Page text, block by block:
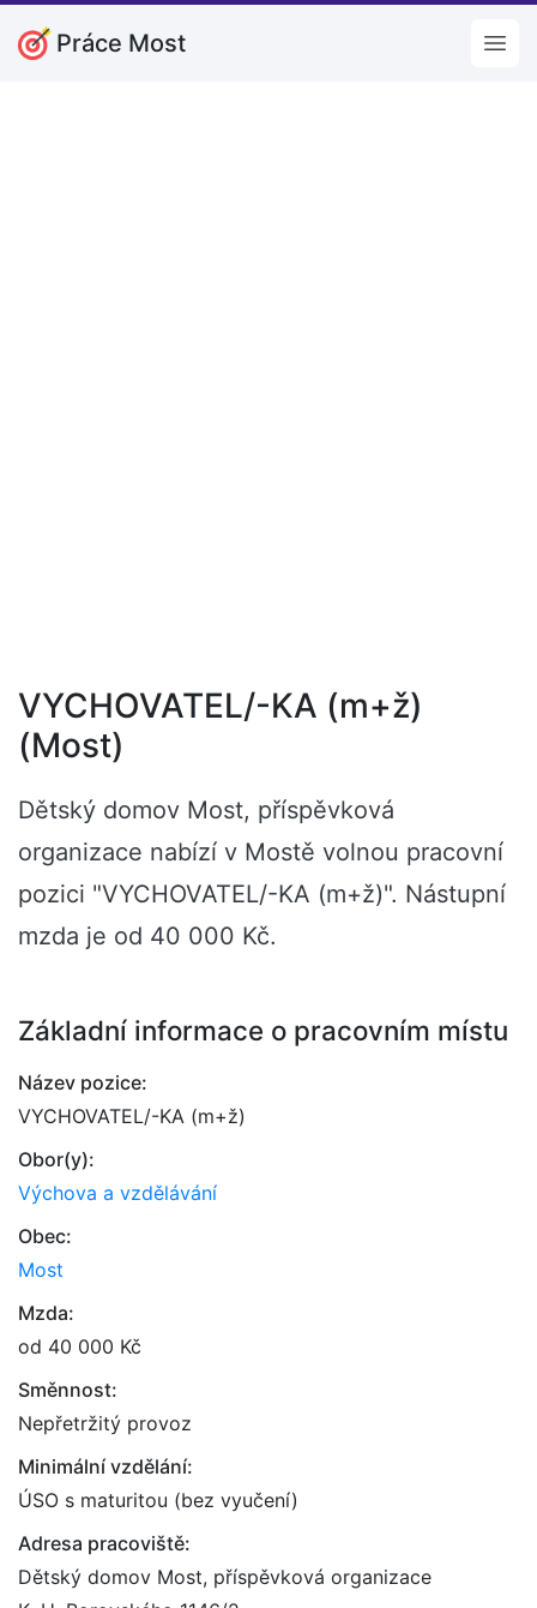
Práce Most
VYCHOVATEL/-KA (m+ž)
(Most)
Dětský domov Most, příspěvková
organizace nabízí v Mostě volnou pracovní
pozici "VYCHOVATEL/-KA (m+ž)". Nástupní
mzda je od 40 000 Kč.
Základní informace o pracovním místu
Název pozice:
VYCHOVATEL/-KA (m+ž)
Obor(y):
Výchova a vzdělávání
Obec:
Most
Mzda:
od 40 000 Kč
Směnnost:
Nepřetržitý provoz
Minimální vzdělání:
ÚSO s maturitou (bez vyučení)
Adresa pracoviště:
Dětský domov Most, příspěvková organizace